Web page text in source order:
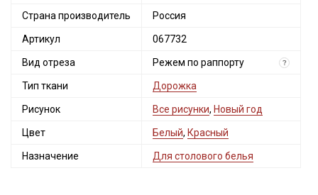
Страна производитель Россия
Артикул 067732
Вид отреза Режем по раппорту ?
Тип ткани Дорожка
Рисунок Все рисунки, Новый год
Цвет Белый, Красный
Назначение Для столового белья